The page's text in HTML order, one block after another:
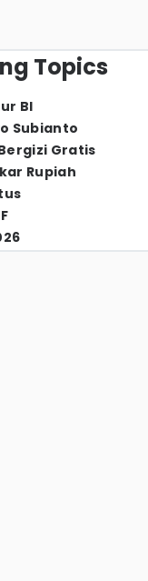
Topics
BI
Subianto
Gratis
Rupiah